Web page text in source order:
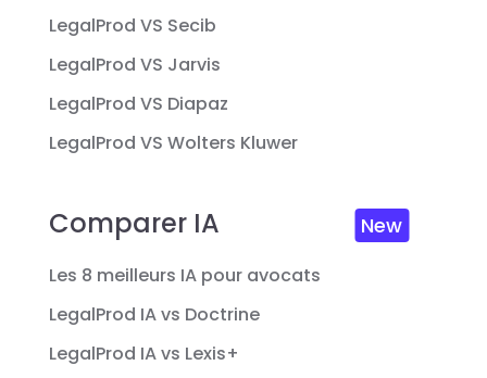
LegalProd VS Secib
LegalProd VS Jarvis
LegalProd VS Diapaz
LegalProd VS Wolters Kluwer
Comparer IA New
Les 8 meilleurs IA pour avocats
LegalProd IA vs Doctrine
LegalProd IA vs Lexis+